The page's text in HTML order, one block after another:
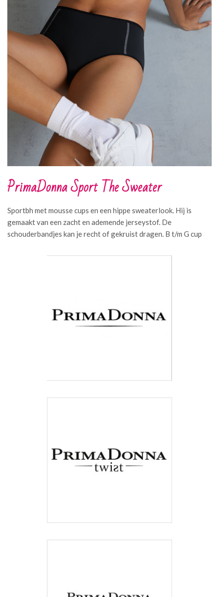
PrimaDonna Sport The Sweater
Sportbh met mousse cups en een hippe sweaterlook. Hij is
gemaakt van een zacht en ademende jerseystof. De
schouderbandjes kan je recht of gekruist dragen. B t/m G cup